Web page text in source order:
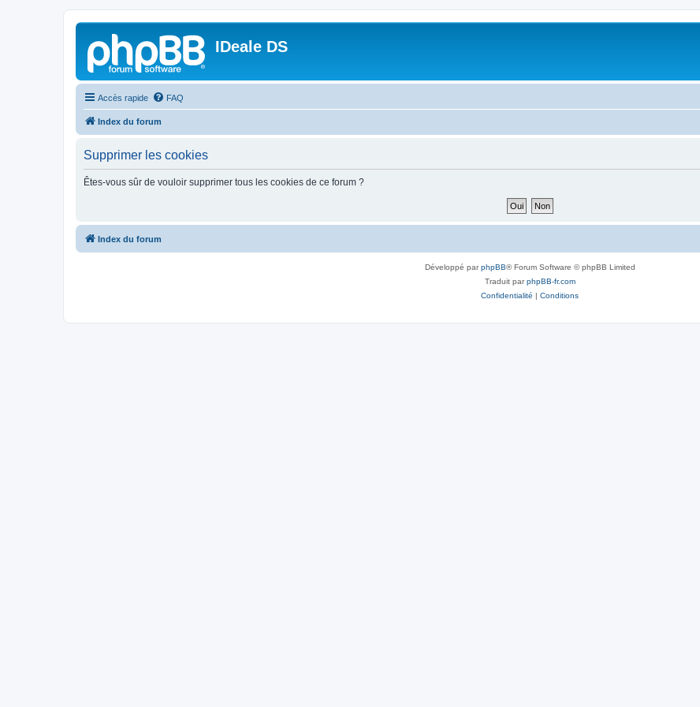
IDeale DS
Accès rapide FAQ
Index du forum
Supprimer les cookies
Êtes-vous sûr de vouloir supprimer tous les cookies de ce forum ?
Index du forum
Développé parphpBB® Forum Software © phpBB Limited
Traduit parphpBB-fr.com
Confidentialité | Conditions